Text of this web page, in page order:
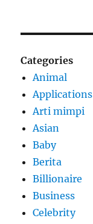
Categories
Animal
Applications
Arti mimpi
Asian
Baby
Berita
Billionaire
Business
Celebrity